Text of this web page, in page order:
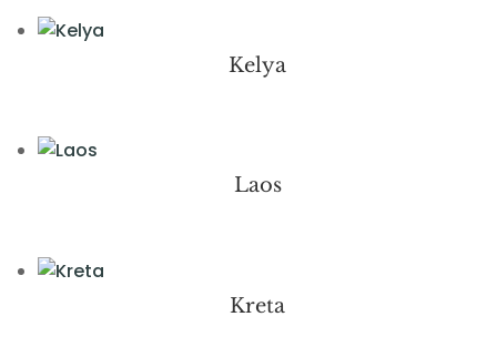
Kelya
Laos
Kreta